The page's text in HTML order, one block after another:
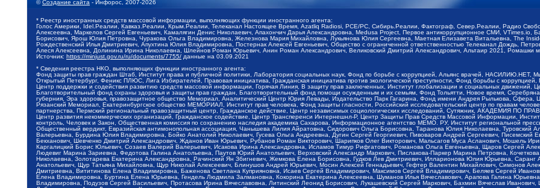
©Создание сайта - Инфорос, 2007-2026
* Реестр иностранных средств массовой информации, выполняющих функции иностранного агента:
Голос Америки, Idel.Реалии, Кавказ.Реалии, Крым.Реалии, Телеканал Настоящее Время, Azatliq Radiosi, PCE/PC, Сибирь.Реалии, Фактограф, Север.Реалии, Радио
Алексеевна, Маркелов Сергей Евгеньевич, Камалягин Денис Николаевич, Апахончич Дарья Александровна, Medusa Project, Первое антикоррупционное СМИ,
Борисович, Ярош Юлия Петровна, Чуракова Ольга Владимировна, Железнова Мария Михайловна, Лукьянова Юлия Сергеевна, Маетная Елизавета Витальевна, The
Рождественский Илья Дмитриевич, Апухтина Юлия Владимировна, Постернак Алексей Евгеньевич, Общество с ограниченной ответственностью Телеканал Дождь,
Алеся Алексеевна, Долинина Ирина Николаевна, Шлейнов Роман Юрьевич, Анин Роман Александрович, Великовский Дмитрий Александрович, Альтаир 2021, Ромашки
Источник: https://minjust.gov.ru/ru/documents/7755/ данные на 03.09.2021
* Сведения реестра НКО, выполняющих функции иностранного агента:
Фонд защиты прав граждан Штаб, Институт права и публичной политики, Лаборатория социальных наук, Фонд по борьбе с коррупцией, Альянс врачей,
Открытый Петербург, Феникс ПЛЮС, Лига Избирателей, Правовая инициатива, Гражданская инициатива против экологической преступности, Фонд борьбы с
Центр поддержки и содействия развитию средств массовой информации, Горячая Линия, В защиту прав заключенных, Институт глобализации и социальных
Благотворительный фонд охраны здоровья и защиты прав граждан, Благотворительный фонд помощи осужденным и их семьям, Фонд Тольятти, Новое время,
губерния, Эра здоровья, правозащитное общество Мемориал, Аналитический Центр Юрия Левады, Издательство Парк Гагарина, Фонд имени Андрея Рылькова,
Рязанский Мемориал, Екатеринбургское общество МЕМОРИАЛ, Институт прав человека, Фонд защиты гласности, Российский исследовательский центр по правам
партнерства, Пермский региональный правозащитный центр, Гражданское действие, Центр независимых социологических исследований, Сутяжник, АКАДЕМИЯ ПО
Центр развития некоммерческих организаций, Гражданское содействие, Центр Трансперенси Интернешнл-Р, Центр Защиты Прав Средств Массовой Информации,
контроль, Человек и Закон, Общественная комиссия по сохранению наследия академика Сахарова, Информационное агентство МЕМО. РУ, Институт региональной
Общественный вердикт, Евразийская антимонопольная ассоциация, Чанышева Лилия Айратовна, Сидорович Ольга Борисовна, Таранова Юлия Николаевна, Туровский
Валерьевна, Бурдина Юлия Владимировна, Бойко Анатолий Николаевич, Гусева Ольга Андреевна, Дугин Сергей Георгиевич, Пивоваров Андрей Сергеевич, Писемский
Бекханович, Шевченко Дмитрий Александрович, Жданов Иван Юрьевич, Рубанов Роман Викторович, Шарипков Олег Викторович, Мальсагов Муса Асланович, Мошель
Каргалицкий Борис Юльевич, Созаев Валерий Валерьевич, Исакова Ирина Александровна, Исламов Тимур Рифгатович, Романова Ольга Евгеньевна, Щаров Сергей
Людевиг Марина Зариевна, Федотова Галина Анатольевна, Паутов Юрий Анатольевич, Верховский Александр Маркович, Пислакова-Паркер Марина Петровна,
Николаевна, Золотарева Екатерина Александровна, Рачинский Ян Збигневич, Жемкова Елена Борисовна, Гудков Лев Дмитриевич, Илларионова Юлия Юрьевна,
Анатольевич, Щур Татьяна Михайловна, Щур Николай Алексеевич, Блинушов Андрей Юрьевич, Мосин Алексей Геннадьевич, Гефтер Валентин Михайлович, Симонов
Дмитриевна, Вититинова Елена Владимировна, Баженова Светлана Куприяновна, Исаев Сергей Владимирович, Максимов Сергей Владимирович, Беляев Сергей
Елена Владимировна, Буртина Елена Юрьевна, Гендель Людмила Залмановна, Кокорина Екатерина Алексеевна, Шуманов Илья Вячеславович, Арапова Галина
Владимировна, Подузов Сергей Васильевич, Протасова Ирина Вячеславовна, Литинский Леонид Борисович, Лукашевский Сергей Маркович, Бахмин Вячеслав